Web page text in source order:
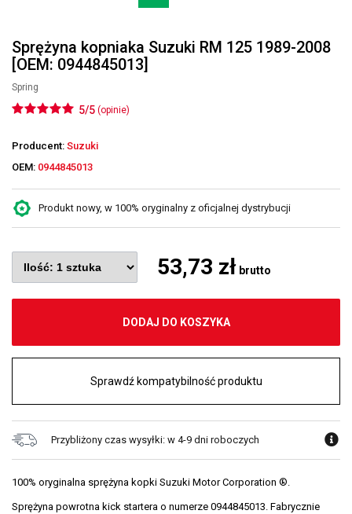
Sprężyna kopniaka Suzuki RM 125 1989-2008
[OEM: 0944845013]
Spring
5/5 (opinie)
Producent: Suzuki
OEM: 0944845013
Produkt nowy, w 100% oryginalny z oficjalnej dystrybucji
53,73 zł brutto
DODAJ DO KOSZYKA
Sprawdź kompatybilność produktu
Przybliżony czas wysyłki: w 4-9 dni roboczych
100% oryginalna sprężyna kopki Suzuki Motor Corporation ®.
Sprężyna powrotna kick startera o numerze 0944845013. Fabrycznie